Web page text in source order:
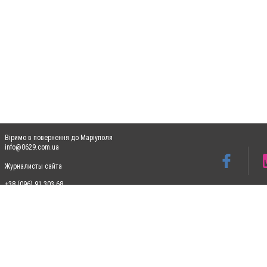
Віримо в повернення до Маріуполя
info@0629.com.ua
Журналисты сайта
+38 (096) 91 303 68